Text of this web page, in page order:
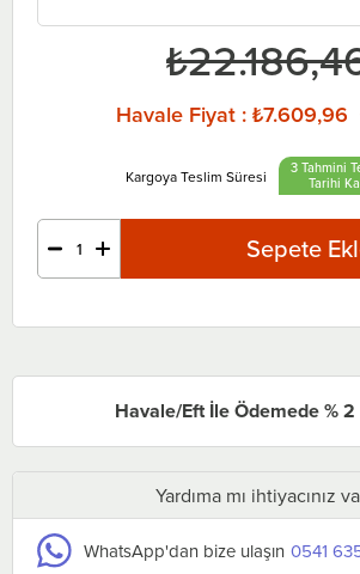
Havale Fiyat : ₺7.609,96
3 Tahmini
Tarihi
Havale/Eft İle Ödemede %
Yardıma mı ihtiyacınız
WhatsApp'dan bize ulaşın 0541